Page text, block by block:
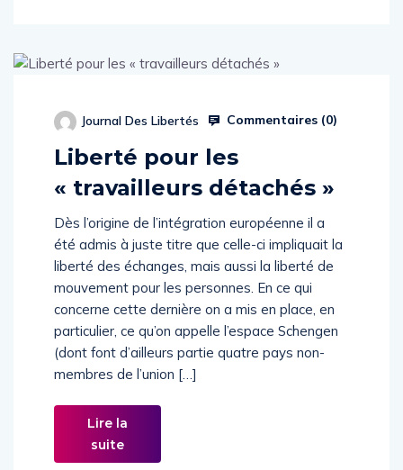
Journal Des Libertés Commentaires (0)
Liberté pour les
« travailleurs détachés »
Dès l’origine de l’intégration européenne il a
été admis à juste titre que celle-ci impliquait la
liberté des échanges, mais aussi la liberté de
mouvement pour les personnes. En ce qui
concerne cette dernière on a mis en place, en
particulier, ce qu’on appelle l’espace Schengen
(dont font d’ailleurs partie quatre pays non-
membres de l’union […]
Lire la
suite